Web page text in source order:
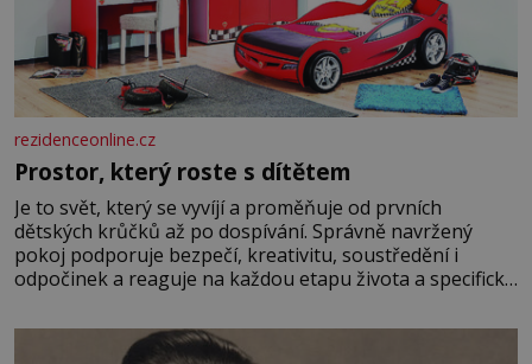
rezidenceonline.cz
Prostor, který roste s dítětem
Je to svět, který se vyvíjí a proměňuje od prvních
dětských krůčků až po dospívání. Správně navržený
pokoj podporuje bezpečí, kreativitu, soustředění i
odpočinek a reaguje na každou etapu života a specifické
měkkost a bezpečí, proto by pokoj miminka měl působit
především klidně a útulně. Předškolní věk je